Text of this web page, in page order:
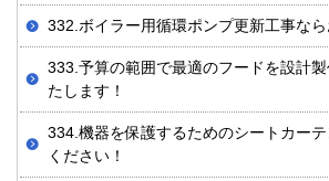
332.ボイラー用循環ポンプ更新工事なら
333.予算の範囲で最適のフードを設計
たします！
334.機器を保護するためのシートカー
ください！